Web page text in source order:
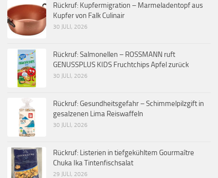
Rückruf: Kupfermigration – Marmeladentopf aus
Kupfer von Falk Culinair
30 JULI, 2026
Rückruf: Salmonellen – ROSSMANN ruft
GENUSSPLUS KIDS Fruchtchips Apfel zurück
30 JULI, 2026
Rückruf: Gesundheitsgefahr – Schimmelpilzgift in
gesalzenen Lima Reiswaffeln
30 JULI, 2026
Rückruf: Listerien in tiefgekühltem Gourmaître
Chuka Ika Tintenfischsalat
29 JULI, 2026